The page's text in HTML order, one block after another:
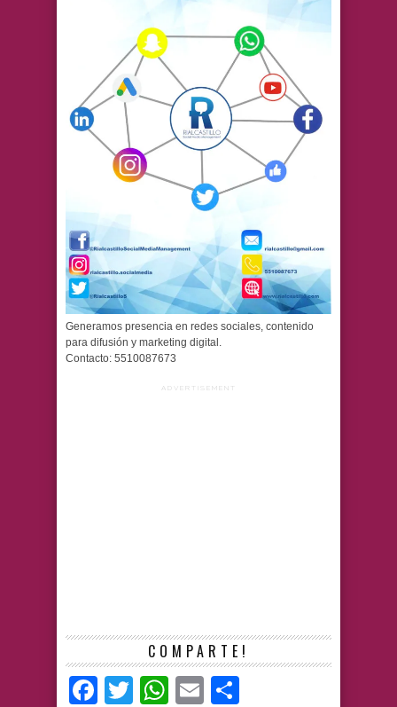
Generamos presencia en redes sociales, contenido
para difusión y marketing digital.
Contacto: 5510087673
ADVERTISEMENT
COMPARTE!
Facebook
TwitterWhatsApp
Email